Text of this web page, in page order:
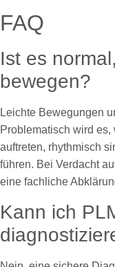
FAQ
Ist es
bewegen?
Leichte Bewegungen
Problematisch wird
auftreten, rhythmisch
führen. Bei Verdacht
eine fachliche
Kann ich